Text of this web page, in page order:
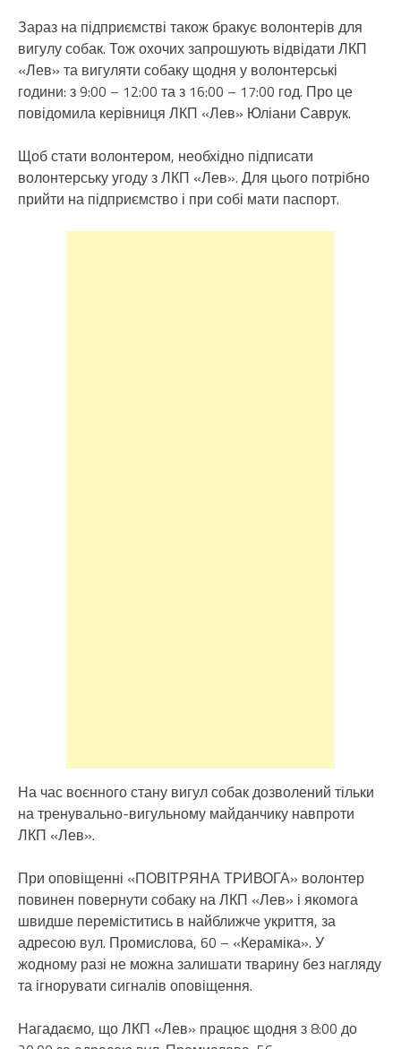
Зараз на підприємстві також бракує волонтерів для
вигулу собак. Тож охочих запрошують відвідати ЛКП
«Лев» та вигуляти собаку щодня у волонтерські
години: з 9:00 – 12:00 та з 16:00 – 17:00 год. Про це
повідомила керівниця ЛКП «Лев» Юліани Саврук.
Щоб стати волонтером, необхідно підписати
волонтерську угоду з ЛКП «Лев». Для цього потрібно
прийти на підприємство і при собі мати паспорт.
На час воєнного стану вигул собак дозволений тільки
на тренувально-вигульному майданчику навпроти
ЛКП «Лев».
При оповіщенні «ПОВІТРЯНА ТРИВОГА» волонтер
повинен повернути собаку на ЛКП «Лев» і якомога
швидше переміститись в найближче укриття, за
адресою вул. Промислова, 60 – «Кераміка». У
жодному разі не можна залишати тварину без нагляду
та ігнорувати сигналів оповіщення.
Нагадаємо, що ЛКП «Лев» працює щодня з 8:00 до